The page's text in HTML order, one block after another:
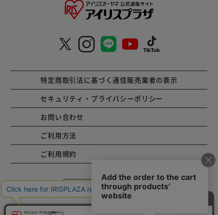
特定商取引法に基づく通信販売業者の表示
セキュリティ・プライバシーポリシー
お問い合わせ
ご利用方法
ご利用規約
コーポレートサイト